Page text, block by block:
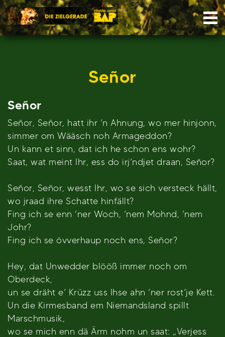
Skip
to
content
Señor
Señor
Señor, Señor, hatt ihr ’n Ahnung, wo mer hinjonn,
simmer om Wääsch noh Armageddon?
Un kann et sinn, dat ich he schon ens wohr?
Saat, wat meint Ihr, ess do irj’ndjet draan, Señor?
Señor, Señor, wesst Ihr, wo se sich versteck hällt,
wo jraad ihre Schatte hinfällt?
Fing ich se enn ’ner Woch, ’nem Mohnd, ’nem
Johr?
Fing ich se övverhaup noch ens, Señor?
Hey, dat Unwedder blööß immer noch om
Oberdeck,
un se dräht e’ Krüzz uss Ihse ahn ’ner rost’je Kett.
Un die Kirmesband em Niemandsland spillt
Marschmusik,
wo se mich enn dä Ärm nohm un saat: „Verjess